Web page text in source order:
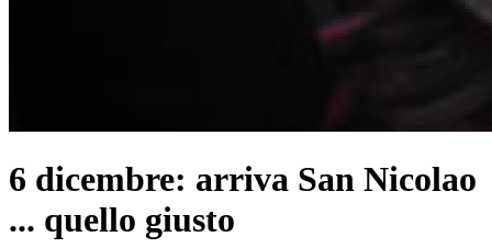
6 dicembre: arriva San Nicolao
... quello giusto